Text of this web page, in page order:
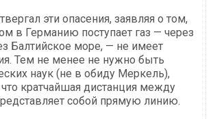
эти опасения, заявляя о том,
в Германию поступает газ — через
Балтийское море, — не имеет
Тем не менее не нужно быть
наук (не в обиду Меркель),
кратчайшая дистанция между
собой прямую линию.